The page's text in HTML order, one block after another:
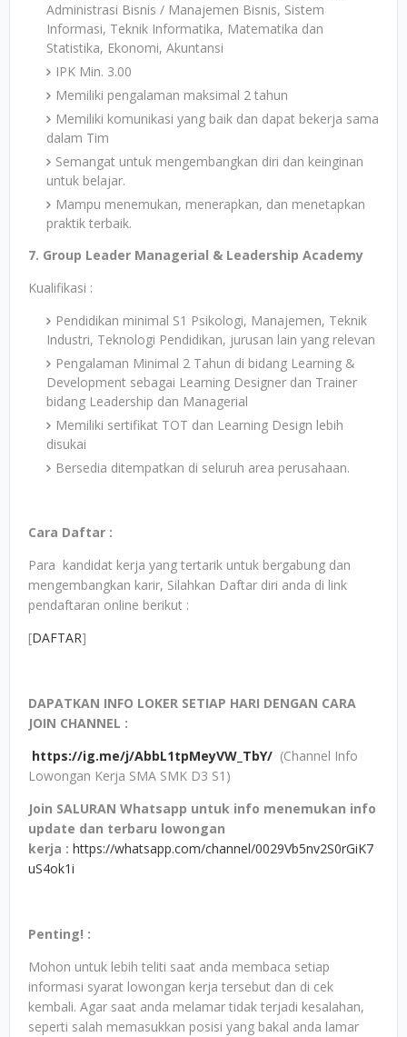
Administrasi Bisnis / Manajemen Bisnis, Sistem
Informasi, Teknik Informatika, Matematika dan
Statistika, Ekonomi, Akuntansi
IPK Min. 3.00
Memiliki pengalaman maksimal 2 tahun
Memiliki komunikasi yang baik dan dapat bekerja sama
dalam Tim
Semangat untuk mengembangkan diri dan keinginan
untuk belajar.
Mampu menemukan, menerapkan, dan menetapkan
praktik terbaik.
7. Group Leader Managerial & Leadership Academy
Kualifikasi :
Pendidikan minimal S1 Psikologi, Manajemen, Teknik
Industri, Teknologi Pendidikan, jurusan lain yang relevan
Pengalaman Minimal 2 Tahun di bidang Learning &
Development sebagai Learning Designer dan Trainer
bidang Leadership dan Managerial
Memiliki sertifikat TOT dan Learning Design lebih
disukai
Bersedia ditempatkan di seluruh area perusahaan.
Cara Daftar :
Para kandidat kerja yang tertarik untuk bergabung dan
mengembangkan karir, Silahkan Daftar diri anda di link
pendaftaran online berikut :
[DAFTAR]
DAPATKAN INFO LOKER SETIAP HARI DENGAN CARA
JOIN CHANNEL :
https://ig.me/j/AbbL1tpMeyVW_TbY/ (Channel Info
Lowongan Kerja SMA SMK D3 S1)
Join SALURAN Whatsapp untuk info menemukan info
update dan terbaru lowongan
kerja : https://whatsapp.com/channel/0029Vb5nv2S0rGiK7
uS4ok1i
Penting! :
Mohon untuk lebih teliti saat anda membaca setiap
informasi syarat lowongan kerja tersebut dan di cek
kembali. Agar saat anda melamar tidak terjadi kesalahan,
seperti salah memasukkan posisi yang bakal anda lamar